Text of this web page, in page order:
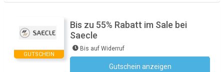
GUTSCHEIN
Bis zu 55% Rabatt im Sale bei
Saecle
Bis auf Widerruf
Gutschein anzeigen